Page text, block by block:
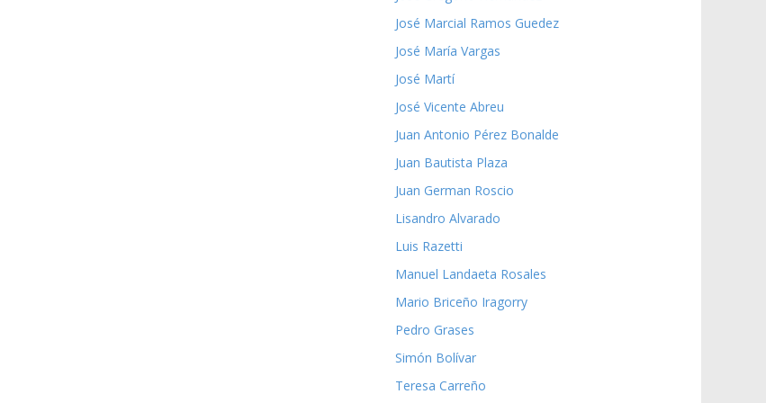
José Marcial Ramos Guedez
José María Vargas
José Martí
José Vicente Abreu
Juan Antonio Pérez Bonalde
Juan Bautista Plaza
Juan German Roscio
Lisandro Alvarado
Luis Razetti
Manuel Landaeta Rosales
Mario Briceño Iragorry
Pedro Grases
Simón Bolívar
Teresa Carreño